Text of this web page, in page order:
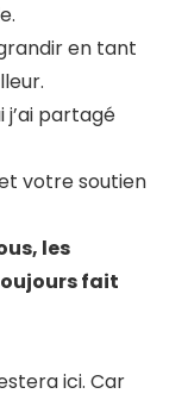
en tant
j’ai partagé
votre soutien
les
fait
ici. Car